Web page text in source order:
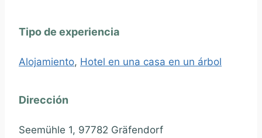
Tipo de experiencia
Alojamiento, Hotel en una casa en un árbol
Dirección
Seemühle 1, 97782 Gräfendorf